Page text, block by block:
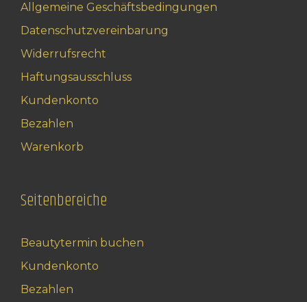
Allgemeine Geschäftsbedingungen
Datenschutzvereinbarung
Widerrufsrecht
Haftungsausschluss
Kundenkonto
Bezahlen
Warenkorb
Seitenbereiche
Beautytermin buchen
Kundenkonto
Bezahlen